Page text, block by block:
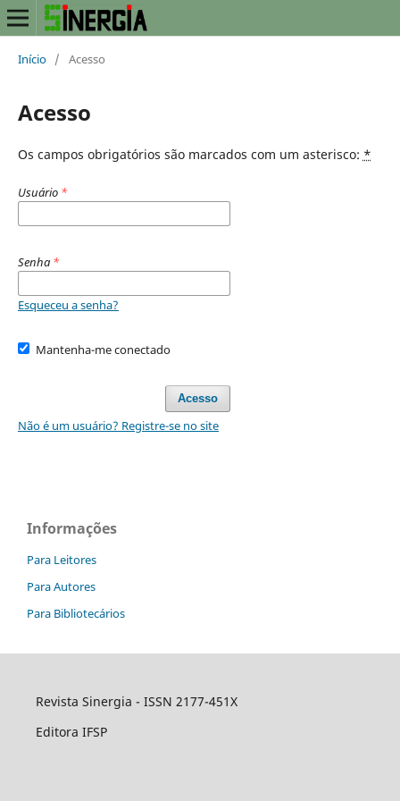
Início / Acesso
Acesso
Os campos obrigatórios são marcados com um asterisco: *
Usuário *
Senha *
Esqueceu a senha?
Mantenha-me conectado
Acesso
Não é um usuário? Registre-se no site
Informações
Para Leitores
Para Autores
Para Bibliotecários
Revista Sinergia - ISSN 2177-451X
Editora IFSP